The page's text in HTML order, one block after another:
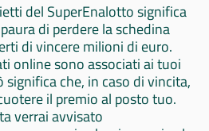
del SuperEnalotto significa
di perdere la schedina
di vincere milioni di euro.
online sono associati ai tuoi
che, in caso di vincita,
il premio al posto tuo.
verrai avvisato